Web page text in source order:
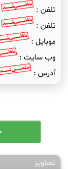
تلفن :
تلفن :
موبایل :
وب سایت :
آدرس :
تصاویر